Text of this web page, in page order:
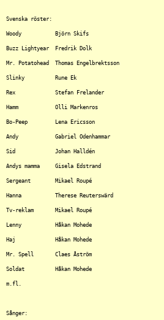
Svenska röster:
Woody		Björn Skifs
Buzz Lightyear	Fredrik Dolk
Mr. Potatohead	Thomas Engelbrektsson
Slinky		Rune Ek
Rex		Stefan Frelander
Hamm		Olli Markenros
Bo-Peep		Lena Ericsson
Andy		Gabriel Odenhammar
Sid		Johan Halldén
Andys mamma	Gisela Edstrand
Sergeant	Mikael Roupé
Hanna		Therese Reuterswärd
Tv-reklam	Mikael Roupé
Lenny		Håkan Mohede
Haj		Håkan Mohede
Mr. Spell	Claes Åström
Soldat		Håkan Mohede
m.fl.
Sånger: